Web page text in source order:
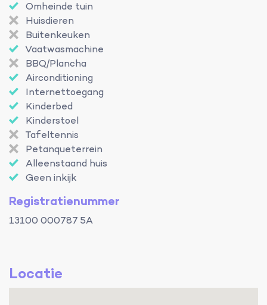
Omheinde tuin
Huisdieren
Buitenkeuken
Vaatwasmachine
BBQ/Plancha
Airconditioning
Internettoegang
Kinderbed
Kinderstoel
Tafeltennis
Petanqueterrein
Alleenstaand huis
Geen inkijk
Registratienummer
13100 000787 5A
Locatie